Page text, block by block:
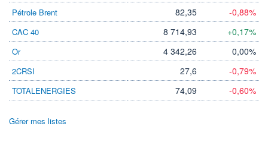
Pétrole Brent 82,35 -0,88%
CAC 40 8 714,93 +0,17%
Or 4 342,26 0,00%
2CRSI 27,6 -0,79%
TOTALENERGIES 74,09 -0,60%
Gérer mes listes